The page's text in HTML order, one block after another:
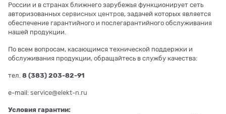
России и в странах ближнего зарубежья функционирует сеть
авторизованных сервисных центров, задачей которых является
обеспечение гарантийного и послегарантийного обслуживания
нашей продукции.
По всем вопросам, касающимся технической поддержки и
обслуживания продукции, обращайтесь в службу качества:
тел. 8 (383) 203-82-91
e-mail: service@elekt-n.ru
Условия гарантии: